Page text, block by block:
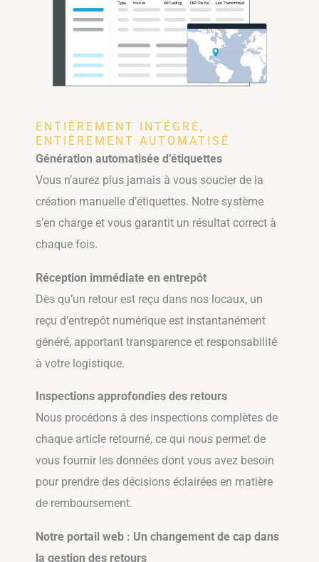
ENTIÈREMENT INTÉGRÉ,
ENTIÈREMENT AUTOMATISÉ
Génération automatisée d’étiquettes
Vous n’aurez plus jamais à vous soucier de la
création manuelle d’étiquettes. Notre système
s’en charge et vous garantit un résultat correct à
chaque fois.
Réception immédiate en entrepôt
Dès qu’un retour est reçu dans nos locaux, un
reçu d’entrepôt numérique est instantanément
généré, apportant transparence et responsabilité
à votre logistique.
Inspections approfondies des retours
Nous procédons à des inspections complètes de
chaque article retourné, ce qui nous permet de
vous fournir les données dont vous avez besoin
pour prendre des décisions éclairées en matière
de remboursement.
Notre portail web : Un changement de cap dans
la gestion des retours